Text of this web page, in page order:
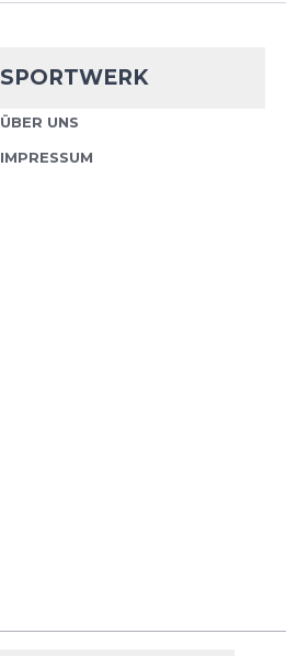
SPORTWERK
ÜBER UNS
IMPRESSUM